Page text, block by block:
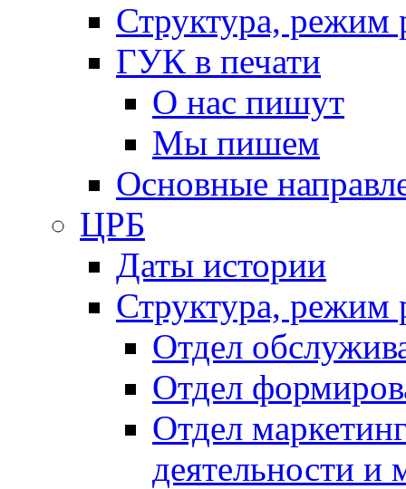
Структура, режим
ГУК в печати
О нас пишут
Мы пишем
Основные
ЦРБ
Даты истории
Структура, режим
Отдел
Отдел
Отдел
деятельности и